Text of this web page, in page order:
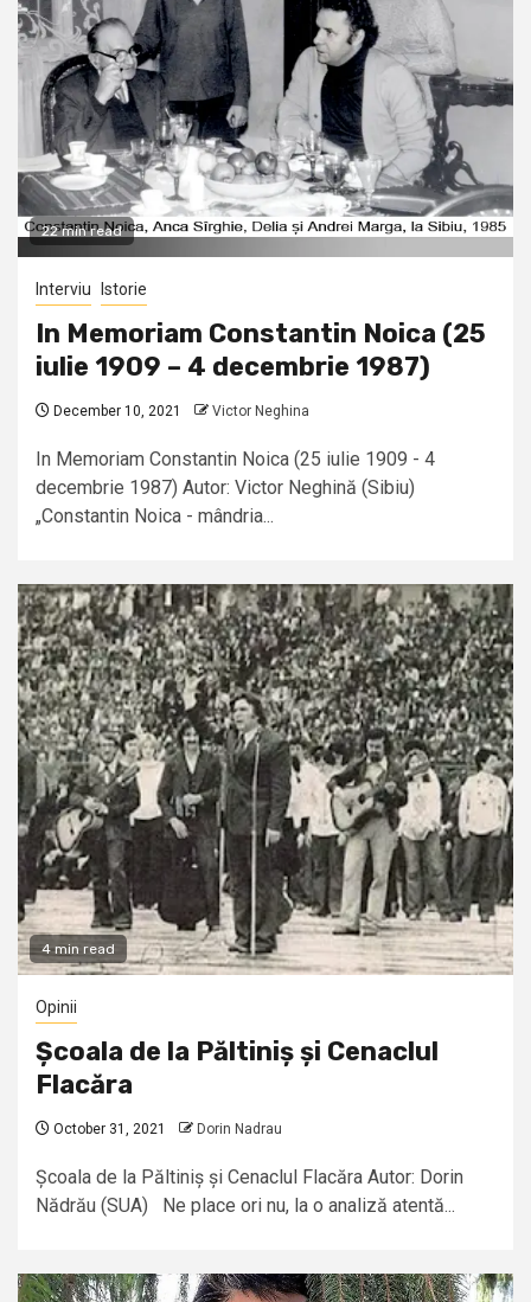
22 min read
Interviu Istorie
In Memoriam Constantin Noica (25
iulie 1909 – 4 decembrie 1987)
December 10, 2021 Victor Neghina
In Memoriam Constantin Noica (25 iulie 1909 - 4
decembrie 1987) Autor: Victor Neghină (Sibiu)
„Constantin Noica - mândria...
4 min read
Opinii
Școala de la Păltiniș și Cenaclul
Flacăra
October 31, 2021 Dorin Nadrau
Școala de la Păltiniș și Cenaclul Flacăra Autor: Dorin
Nădrău (SUA) Ne place ori nu, la o analiză atentă...